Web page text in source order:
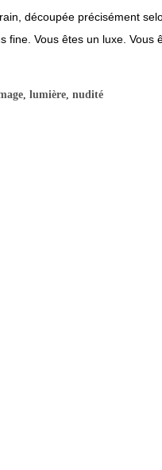
découpée précisément
fine. Vous êtes un luxe.
lumière nudité